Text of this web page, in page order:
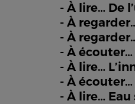
- À lire… De
- À
- À
- À
- À lire…
- À
- À lire… Eau